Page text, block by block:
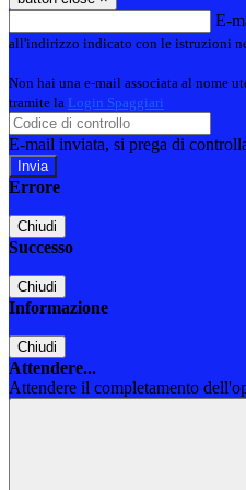
E-
all'indirizzo indicato con le istruzioni
Non hai una e-mail associata al nome
tramite la Login Spaggiari
E-mail inviata, si prega di
Errore
Chiudi
Successo
Chiudi
Informazione
Chiudi
Attendere...
Attendere il completamento